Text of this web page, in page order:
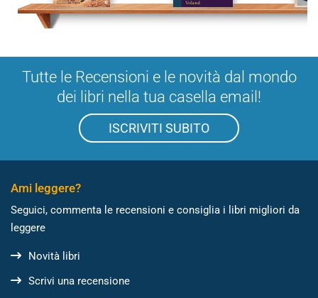
Tutte le Recensioni e le novità dal mondo
dei libri nella tua casella email!
ISCRIVITI SUBITO
Ami leggere?
Seguici, commenta le recensioni e consiglia i libri migliori da
leggere
Novità libri
Scrivi una recensione